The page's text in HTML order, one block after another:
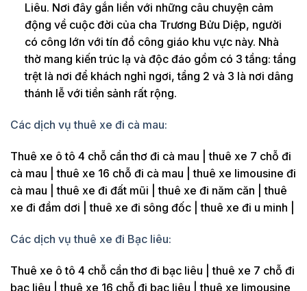
Liêu. Nơi đây gắn liền với những câu chuyện cảm
động về cuộc đời của cha Trương Bửu Diệp, người
có công lớn với tín đồ công giáo khu vực này. Nhà
thờ mang kiến trúc lạ và độc đáo gồm có 3 tầng: tầng
trệt là nơi để khách nghỉ ngơi, tầng 2 và 3 là nơi dâng
thánh lễ với tiền sảnh rất rộng.
Các dịch vụ thuê xe đi cà mau:
Thuê xe ô tô 4 chỗ cần thơ đi cà mau | thuê xe 7 chỗ đi
cà mau | thuê xe 16 chỗ đi cà mau | thuê xe limousine đi
cà mau | thuê xe đi đất mũi | thuê xe đi năm căn | thuê
xe đi đầm dơi | thuê xe đi sông đốc | thuê xe đi u minh |
Các dịch vụ thuê xe đi Bạc liêu:
Thuê xe ô tô 4 chỗ cần thơ đi bạc liêu | thuê xe 7 chỗ đi
bạc liêu | thuê xe 16 chỗ đi bạc liêu | thuê xe limousine